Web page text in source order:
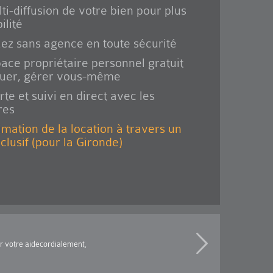
diffusion de votre bien pour plus
sans agence en toute sécurité
propriétaire personnel gratuit
gérer vous-même
et suivi en direct avec les
de la location à travers un
(pour la Gironde)
votre aidecordialement,